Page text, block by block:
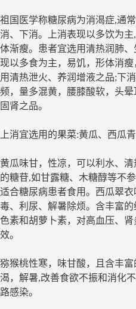
祖国医学称糖尿病为消渴症,通
消、下消。上消表现以多饮为
体渐瘦。患者宜选用清热润肺
现以多食为主，易饥，形体消
用清热泄火、养润增液之品;下
频，量多混黄，腰膝酸软，头
固肾之品。
上消宜选用的果菜:黄瓜、西瓜
黄瓜味甘，性凉，可以利水、
的糖苷,如甘露糖、木糖醇等不
适合糖尿病患者食用。西瓜翠
毒、利尿、解暑除烦。含丰富
色素和胡萝卜素，对高血压、
效。
猕猴桃性寒，味甘酸，且含丰
渴，解暑,改善食欲不振和消化
路感染。